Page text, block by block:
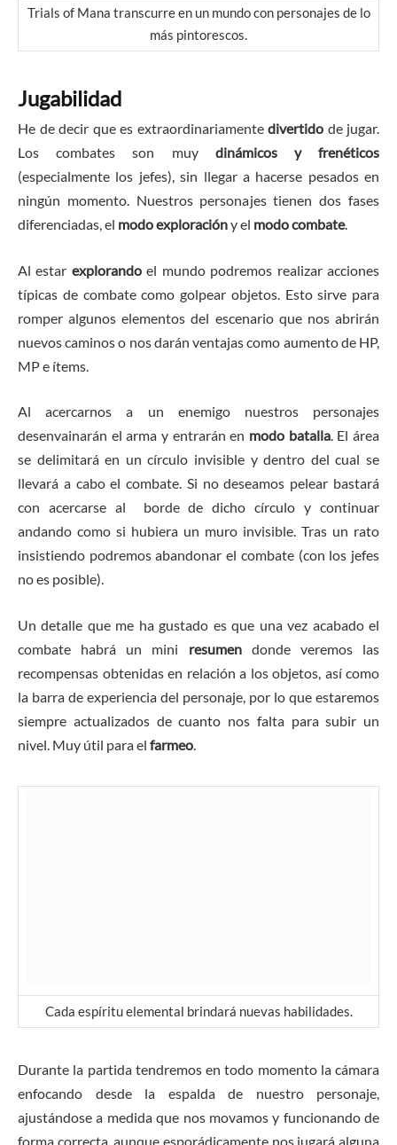
Trials of Mana transcurre en un mundo con personajes de lo
más pintorescos.
Jugabilidad
He de decir que es extraordinariamente divertido de jugar.
Los combates son muy dinámicos y frenéticos
(especialmente los jefes), sin llegar a hacerse pesados en
ningún momento. Nuestros personajes tienen dos fases
diferenciadas, el modo exploracióny el modo combate.
Al estar explorandoel mundo podremos realizar acciones
típicas de combate como golpear objetos. Esto sirve para
romper algunos elementos del escenario que nos abrirán
nuevos caminos o nos darán ventajas como aumento de HP,
MP e ítems.
Al acercarnos a un enemigo nuestros personajes
desenvainarán el arma y entrarán en modo batalla. El área
se delimitará en un círculo invisible y dentro del cual se
llevará a cabo el combate. Si no deseamos pelear bastará
con acercarse al borde de dicho círculo y continuar
andando como si hubiera un muro invisible. Tras un rato
insistiendo podremos abandonar el combate (con los jefes
no es posible).
Un detalle que me ha gustado es que una vez acabado el
combate habrá un mini resumen donde veremos las
recompensas obtenidas en relación a los objetos, así como
la barra de experiencia del personaje, por lo que estaremos
siempre actualizados de cuanto nos falta para subir un
nivel. Muy útil para el farmeo
Cada espíritu elemental brindará nuevas habilidades.
Durante la partida tendremos en todo momento la cámara
enfocando desde la espalda de nuestro personaje,
ajustándose a medida que nos movamos y funcionando de
forma correcta, aunque esporádicamente nos jugará alguna